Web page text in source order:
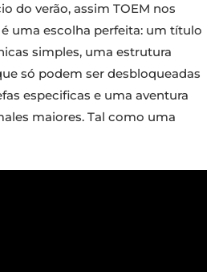
do verão, assim TOEM nos
uma escolha perfeita: um título
simples, uma estrutura
só podem ser desbloqueadas
especificas e uma aventura
maiores. Tal como uma